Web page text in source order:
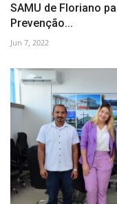
SAMU de Floriano
Prevenção...
Jun 7, 2022